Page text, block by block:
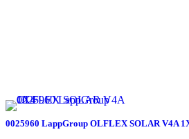
0025960 LappGroup OLFLEX SOLAR V4A